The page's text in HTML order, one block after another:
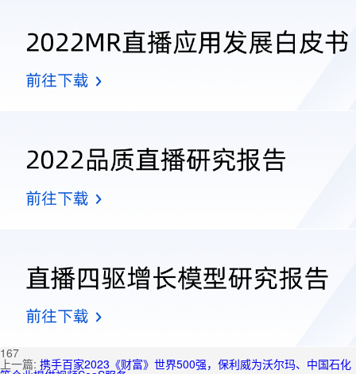
167
上一篇: 携手百家2023《财富》世界500强，保利威为沃尔玛、中国石化